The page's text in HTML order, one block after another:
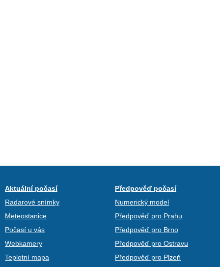
Aktuální počasí
Radarové snímky
Meteostanice
Počasí u vás
Webkamery
Teplotní mapa
Předpověď počasí
Numerický model
Předpověď pro Prahu
Předpověď pro Brno
Předpověď pro Ostravu
Předpověď pro Plzeň